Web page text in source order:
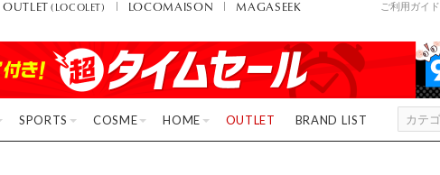
OUTLET(LOCOLET) LOCOMAISON MAGASEEK ご利用ガイド
SPORTS COSME HOME OUTLET BRAND LIST